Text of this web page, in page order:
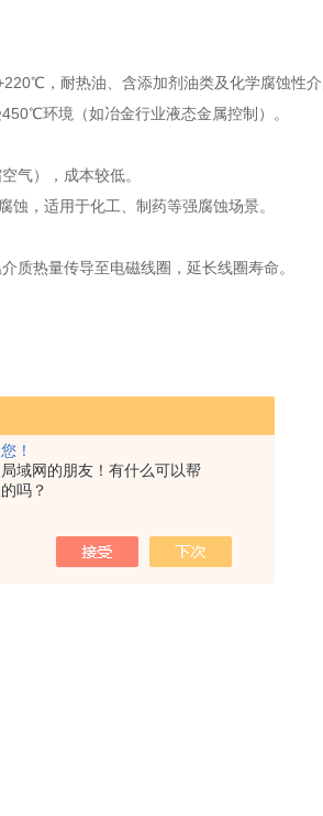
！
域网的朋友！有什么可以帮
吗？
，耐热油、含添加剂油类及化学腐蚀性介
环境（如冶金行业液态金属控制）。
气），成本较低。
，适用于化工、制药等强腐蚀场景。
质热量传导至电磁线圈，延长线圈寿命。